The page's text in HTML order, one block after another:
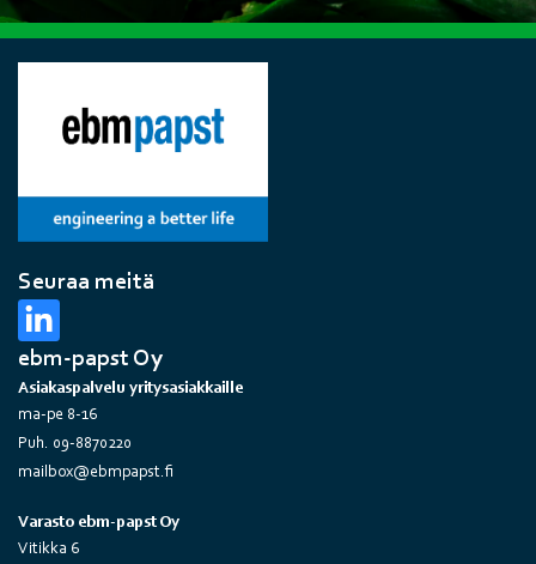
Seuraa meitä
ebm-papst Oy
Asiakaspalvelu yritysasiakkaille
ma-pe 8-16
Puh. 09-8870220
mailbox@ebmpapst.fi
Varasto ebm-papst Oy
Vitikka 6